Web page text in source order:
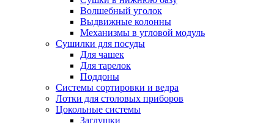
Волшебный уголок
Выдвижные колонны
Механизмы в угловой модуль
Сушилки для посуды
Для чашек
Для тарелок
Поддоны
Системы сортировки и ведра
Лотки для столовых приборов
Цокольные системы
Заглушки